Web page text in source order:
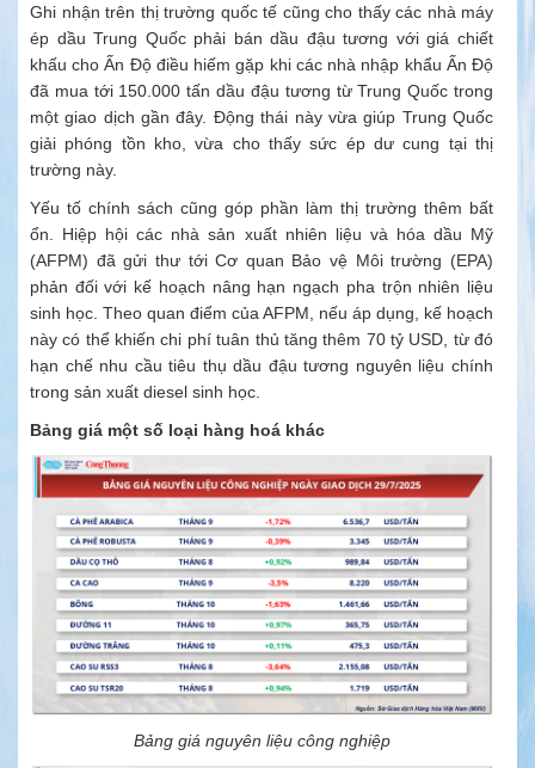
Ghi nhận trên thị trường quốc tế cũng cho thấy các nhà máy
ép dầu Trung Quốc phải bán dầu đậu tương với giá chiết
khấu cho Ấn Độ điều hiếm gặp khi các nhà nhập khẩu Ấn Độ
đã mua tới 150.000 tấn dầu đậu tương từ Trung Quốc trong
một giao dịch gần đây. Động thái này vừa giúp Trung Quốc
giải phóng tồn kho, vừa cho thấy sức ép dư cung tại thị
trường này.
Yếu tố chính sách cũng góp phần làm thị trường thêm bất
ổn. Hiệp hội các nhà sản xuất nhiên liệu và hóa dầu Mỹ
(AFPM) đã gửi thư tới Cơ quan Bảo vệ Môi trường (EPA)
phản đối với kế hoạch nâng hạn ngạch pha trộn nhiên liệu
sinh học. Theo quan điểm của AFPM, nếu áp dụng, kế hoạch
này có thể khiến chi phí tuân thủ tăng thêm 70 tỷ USD, từ đó
hạn chế nhu cầu tiêu thụ dầu đậu tương nguyên liệu chính
trong sản xuất diesel sinh học.
Bảng giá một số loại hàng hoá khác
Bảng giá nguyên liệu công nghiệp